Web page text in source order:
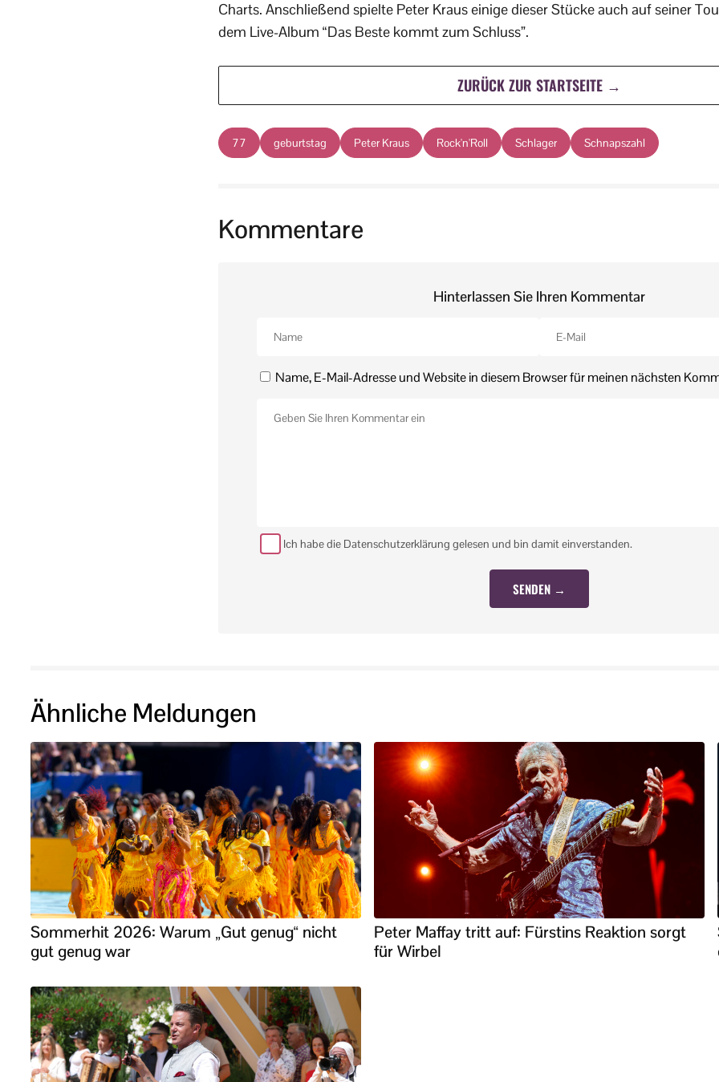
Charts. Anschließend spielte Peter Kraus einige dieser Stücke auch auf seiner
dem Live-Album “Das Beste kommt zum Schluss”.
ZURÜCK ZUR STARTSEITE →
77 geburtstag Peter Kraus Rock'n'Roll Schlager Schnapszahl
Kommentare
Hinterlassen Sie Ihren Kommentar
Name, E-Mail-Adresse und Website in diesem Browser für meinen nächsten
Ich habe die Datenschutzerklärung gelesen und bin damit einverstanden.
Ähnliche Meldungen
Sommerhit 2026: Warum „Gut genug“ nicht
gut genug war
Peter Maffay tritt auf: Fürstins Reaktion sorgt
für Wirbel